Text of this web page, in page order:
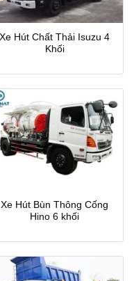
Xe Hút Chất Thải Isuzu 4
Khối
Xe Hút Bùn Thông Cống
Hino 6 khối